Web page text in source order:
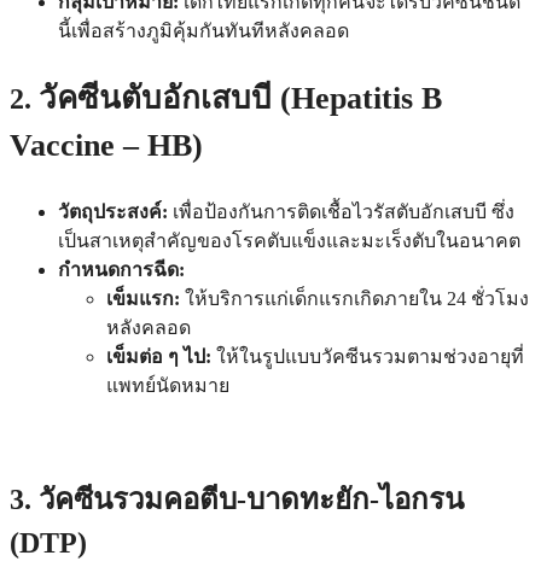
นี้เพื่อสร้างภูมิคุ้มกันทันทีหลังคลอด
2. วัคซีนตับอักเสบบี (Hepatitis B
Vaccine – HB)
วัตถุประสงค์: เพื่อป้องกันการติดเชื้อไวรัสตับอักเสบบี ซึ่ง
เป็นสาเหตุสำคัญของโรคตับแข็งและมะเร็งตับในอนาคต
กำหนดการฉีด:
เข็มแรก: ให้บริการแก่เด็กแรกเกิดภายใน 24 ชั่วโมง
หลังคลอด
เข็มต่อ ๆ ไป: ให้ในรูปแบบวัคซีนรวมตามช่วงอายุที่
แพทย์นัดหมาย
3. วัคซีนรวมคอตีบ-บาดทะยัก-ไอกรน
(DTP)